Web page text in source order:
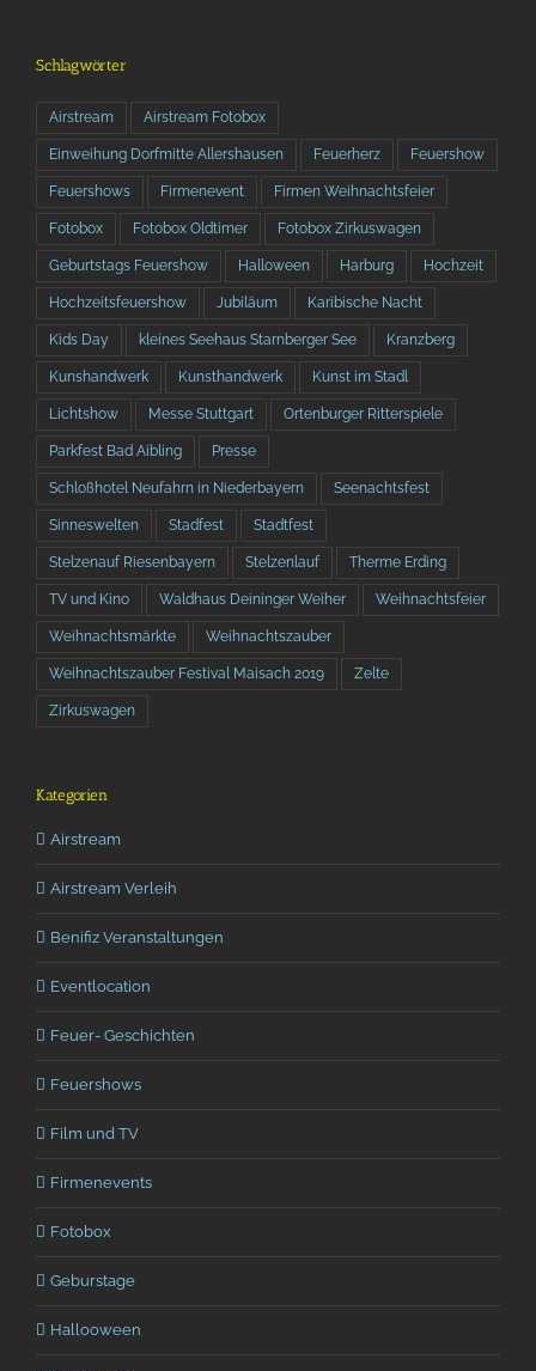
Schlagwörter
Airstream Airstream Fotobox
Einweihung Dorfmitte Allershausen Feuerherz Feuershow
Feuershows Firmenevent Firmen Weihnachtsfeier
Fotobox Fotobox Oldtimer Fotobox Zirkuswagen
Geburtstags Feuershow Halloween Harburg Hochzeit
Hochzeitsfeuershow Jubiläum Karibische Nacht
Kids Day kleines Seehaus Starnberger See Kranzberg
Kunshandwerk Kunsthandwerk Kunst im Stadl
Lichtshow Messe Stuttgart Ortenburger Ritterspiele
Parkfest Bad Aibling Presse
Schloßhotel Neufahrn in Niederbayern Seenachtsfest
Sinneswelten Stadfest Stadtfest
Stelzenauf Riesenbayern Stelzenlauf Therme Erding
TV und Kino Waldhaus Deininger Weiher Weihnachtsfeier
Weihnachtsmärkte Weihnachtszauber
Weihnachtszauber Festival Maisach 2019 Zelte
Zirkuswagen
Kategorien
Airstream
Airstream Verleih
Benifiz Veranstaltungen
Eventlocation
Feuer- Geschichten
Feuershows
Film und TV
Firmenevents
Fotobox
Geburstage
Hallooween